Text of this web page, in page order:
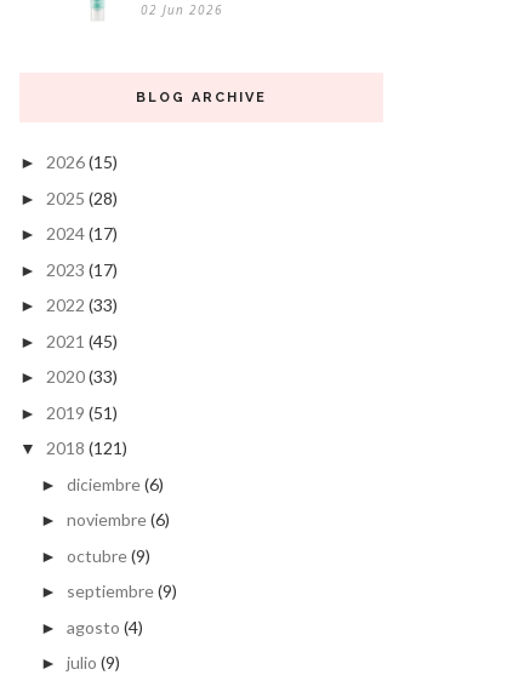
02 Jun 2026
BLOG ARCHIVE
► 2026(15)
► 2025 (28)
► 2024(17)
► 2023 (17)
► 2022 (33)
► 2021 (45)
► 2020(33)
► 2019 (51)
▼ 2018 (121)
► diciembre(6)
► noviembre(6)
► octubre(9)
► septiembre(9)
► agosto (4)
► julio (9)